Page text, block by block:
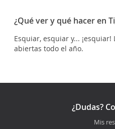
¿Qué ver y qué hacer en
Esquiar, esquiar y... ¡esquiar!
abiertas todo el año.
¿Dudas?
Mis